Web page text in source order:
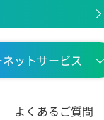
ットサービス
よくあるご質問